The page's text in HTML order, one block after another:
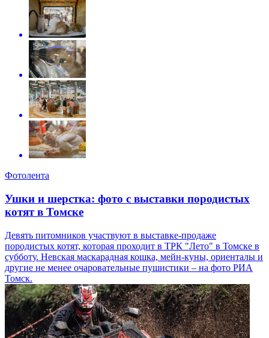
Фотолента
Ушки и шерстка: фото с выставки породистых
котят в Томске
Девять питомников участвуют в выставке-продаже
породистых котят, которая проходит в ТРК "Лето" в Томске в
субботу. Невская маскарадная кошка, мейн-куны, ориенталы и
другие не менее очаровательные пушистики – на фото РИА
Томск.